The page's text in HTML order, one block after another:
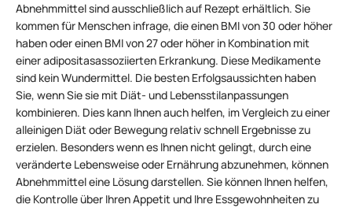
Abnehmmittel sind ausschließlich auf Rezept erhältlich. Sie
kommen für Menschen infrage, die einen BMI von 30 oder höher
haben oder einen BMI von 27 oder höher in Kombination mit
einer adipositasassoziierten Erkrankung. Diese Medikamente
sind kein Wundermittel. Die besten Erfolgsaussichten haben
Sie, wenn Sie sie mit Diät- und Lebensstilanpassungen
kombinieren. Dies kann Ihnen auch helfen, im Vergleich zu einer
alleinigen Diät oder Bewegung relativ schnell Ergebnisse zu
erzielen. Besonders wenn es Ihnen nicht gelingt, durch eine
veränderte Lebensweise oder Ernährung abzunehmen, können
Abnehmmittel eine Lösung darstellen. Sie können Ihnen helfen,
die Kontrolle über Ihren Appetit und Ihre Essgewohnheiten zu